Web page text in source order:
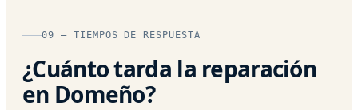
09 — TIEMPOS DE RESPUESTA
¿Cuánto tarda la reparación
en Domeño?